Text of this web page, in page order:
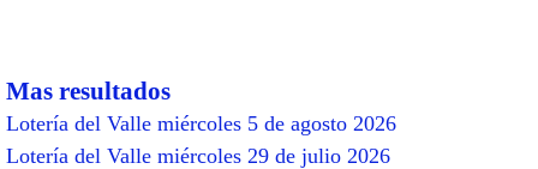
Mas resultados
Lotería del Valle miércoles 5 de agosto 2026
Lotería del Valle miércoles 29 de julio 2026